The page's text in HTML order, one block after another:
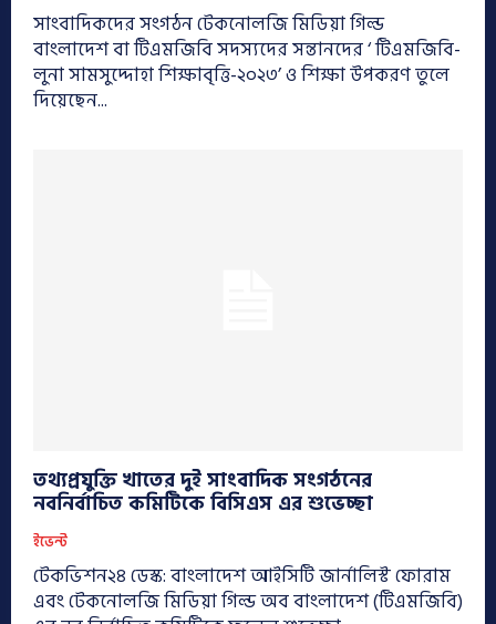
সাংবাদিকদের সংগঠন টেকনোলজি মিডিয়া গিল্ড
বাংলাদেশ বা টিএমজিবি সদস্যদের সন্তানদের ‘ টিএমজিবি-
লুনা সামসুদ্দোহা শিক্ষাবৃত্তি-২০২৩’ ও শিক্ষা উপকরণ তুলে
দিয়েছেন...
তথ্যপ্রযুক্তি খাতের দুই সাংবাদিক সংগঠনের
নবনির্বাচিত কমিটিকে বিসিএস এর শুভেচ্ছা
ইভেন্ট
টেকভিশন২৪ ডেস্ক: বাংলাদেশ আইসিটি জার্নালিস্ট ফোরাম
এবং টেকনোলজি মিডিয়া গিল্ড অব বাংলাদেশ (টিএমজিবি)